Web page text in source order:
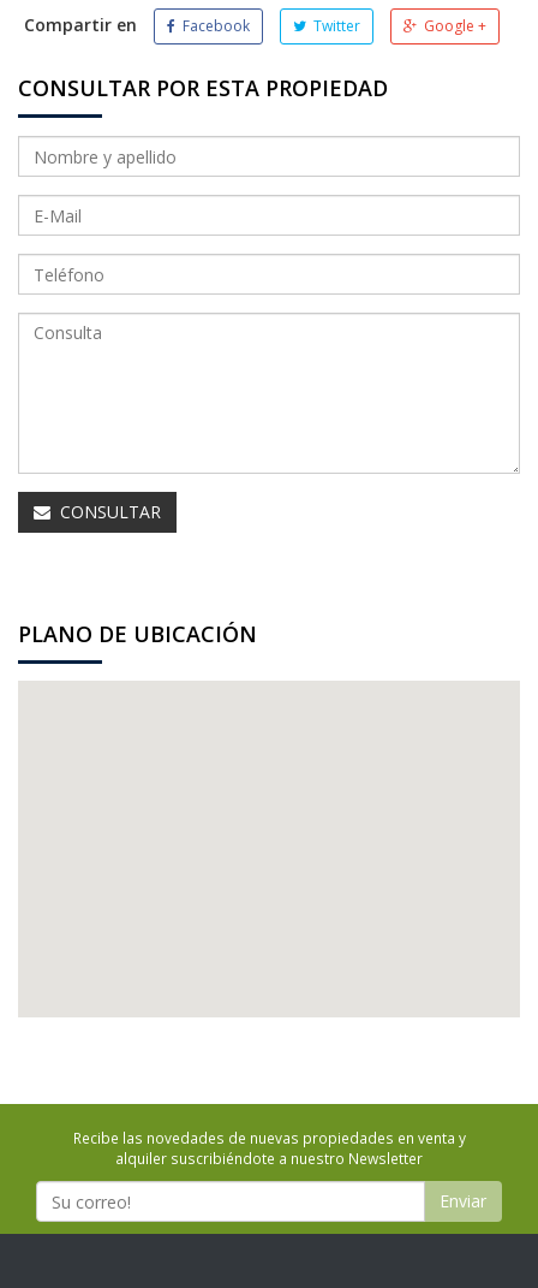
Compartir en
Facebook Twitter Google +
CONSULTAR POR ESTA PROPIEDAD
CONSULTAR
PLANO DE UBICACIÓN
Recibe las novedades de nuevas propiedades en venta y
alquiler suscribiéndote a nuestro Newsletter
Enviar